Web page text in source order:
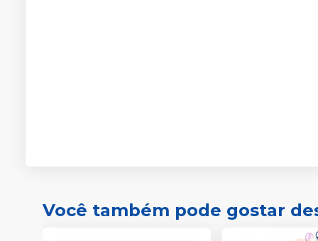
Você também pode gostar